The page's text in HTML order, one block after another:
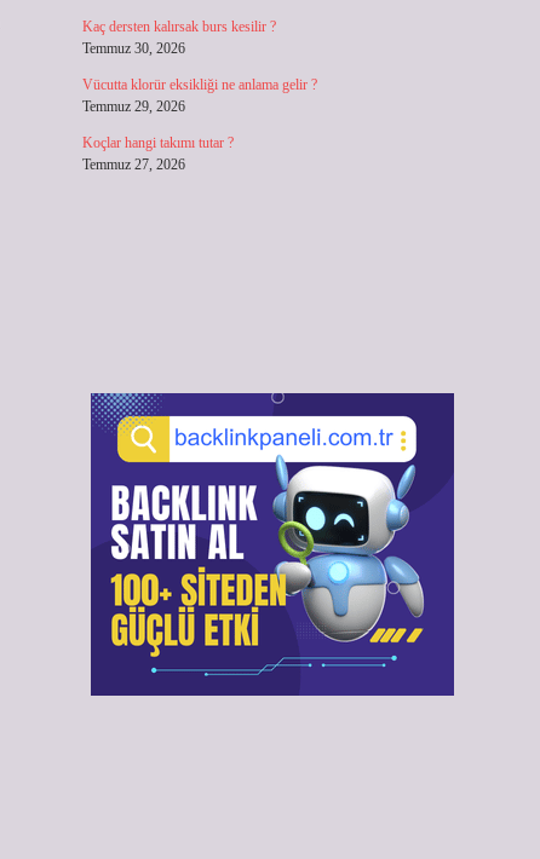
Kaç dersten kalırsak burs kesilir ?
Temmuz 30, 2026
Vücutta klorür eksikliği ne anlama gelir ?
Temmuz 29, 2026
Koçlar hangi takımı tutar ?
Temmuz 27, 2026